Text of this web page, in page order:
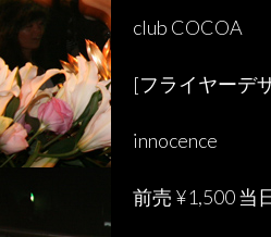
club COCOA
[フライヤーデ
innocence
前売 ¥1,500当